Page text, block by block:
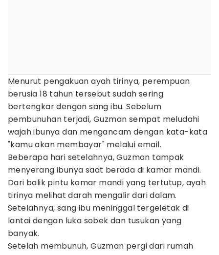
Menurut pengakuan ayah tirinya, perempuan
berusia 18 tahun tersebut sudah sering
bertengkar dengan sang ibu. Sebelum
pembunuhan terjadi, Guzman sempat meludahi
wajah ibunya dan mengancam dengan kata-kata
"kamu akan membayar" melalui email.
Beberapa hari setelahnya, Guzman tampak
menyerang ibunya saat berada di kamar mandi.
Dari balik pintu kamar mandi yang tertutup, ayah
tirinya melihat darah mengalir dari dalam.
Setelahnya, sang ibu meninggal tergeletak di
lantai dengan luka sobek dan tusukan yang
banyak.
Setelah membunuh, Guzman pergi dari rumah